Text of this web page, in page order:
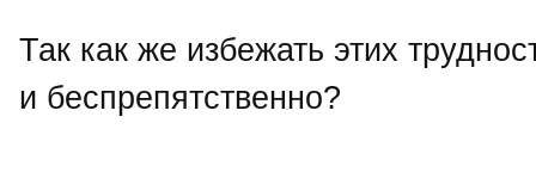
Так как же избежать этих
и беспрепятственно?